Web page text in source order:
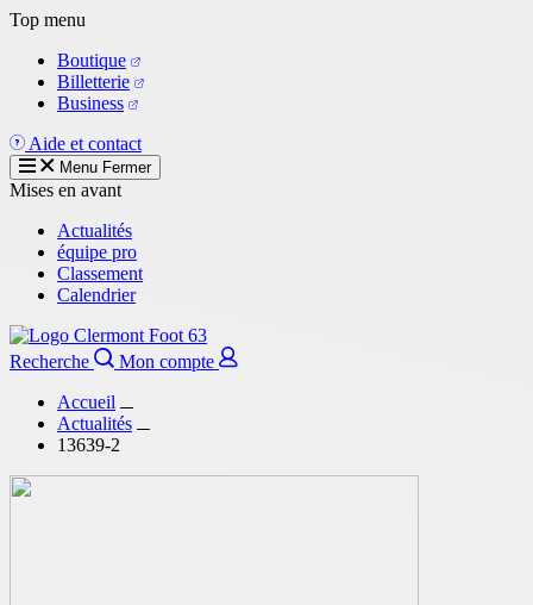
Aller
contenu
principal
Top menu
Boutique
Billetterie
Business
Aide et contact
Menu Fermer
Mises en avant
Actualités
équipe pro
Classement
Calendrier
Recherche
Mon compte
Accueil
Actualités
13639-2